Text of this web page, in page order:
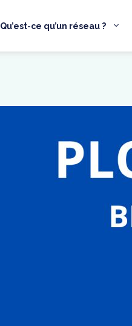
Qu’est-ce qu’un réseau ?